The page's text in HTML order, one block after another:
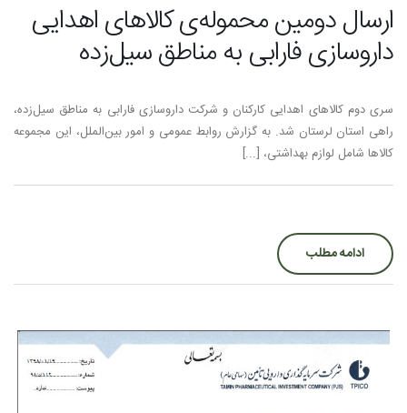
ارسال دومین محموله‌ی کالاهای اهدایی
داروسازی فارابی به مناطق سیل‌زده
سری دوم کالاهای اهدایی کارکنان و شرکت داروسازی فارابی به مناطق سیل‌زده،
راهی استان لرستان شد. به گزارش روابط عمومی و امور بین‌الملل، این مجموعه
کالاها شامل لوازم بهداشتی، [...]
ادامه مطلب